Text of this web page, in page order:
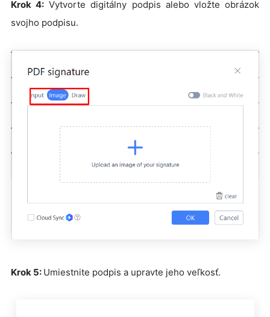
Krok 4: Vytvorte digitálny podpis alebo vložte obrázok
svojho podpisu.
Krok 5: Umiestnite podpis a upravte jeho veľkosť.